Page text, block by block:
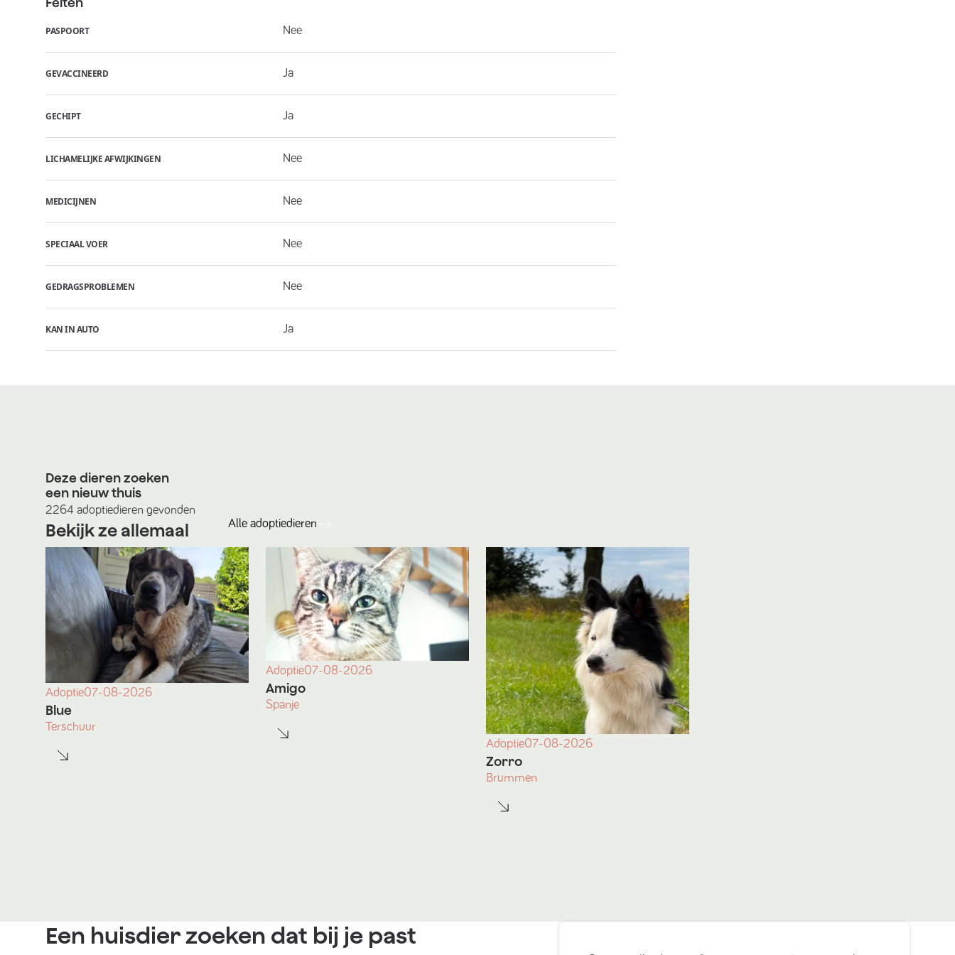
PASPOORT Nee
GEVACCINEERD Ja
GECHIPT Ja
LICHAMELIJKE AFWIJKINGEN Nee
MEDICIJNEN Nee
SPECIAAL VOER Nee
GEDRAGSPROBLEMEN Nee
KAN IN AUTO Ja
Deze dieren zoeken
een nieuw thuis
2264 adoptiedieren gevonden
Bekijk ze allemaal Alle adoptiedieren
Adoptie07-08-2026
Blue
Terschuur
Adoptie07-08-2026
Amigo
Spanje
Adoptie07-08-2026
Zorro
Brummen
Een huisdier zoeken dat bij je past